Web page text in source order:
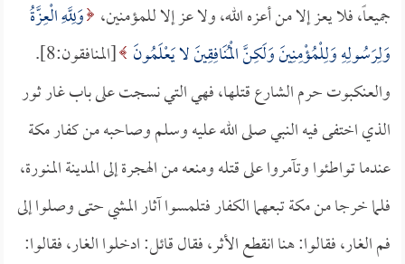
جميعاً، فلا يعز إلا من أعزه الله، ولا عز إلا للمؤمنين، وَلِلَّهِ الْعِزَّةُ
وَلِرَسُولِهِ وَلِلْمُؤْمِنِينَ وَلَكِنَّ الْمُنَافِقِينَ لا يَعْلَمُونَ [المنافقون:8].
والعنكبوت حرم الشارع قتلها، فهي التي نسجت على باب غار ثور
الذي اختفى فيه النبي صلى الله عليه وسلم وصاحبه من كفار مكة
عندما تواطئوا وتآمروا على قتله ومنعه من الهجرة إلى المدينة المنورة،
فلما خرجا من مكة تبعهما الكفار فتلمسوا آثار المشي حتى وصلوا إلى
فم الغار، فقالوا: هنا انقطع الأثر، فقال قائل: ادخلوا الغار، فقالوا: